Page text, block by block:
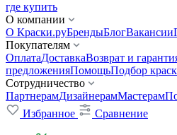
где купить
О компании
О Краски.руБрендыБлогВакансии
Покупателям
ОплатаДоставкаВозврат и
предложенияПомощьПодбор
Сотрудничество
ПартнерамДизайнерамМастерам
Избранное
Сравнение